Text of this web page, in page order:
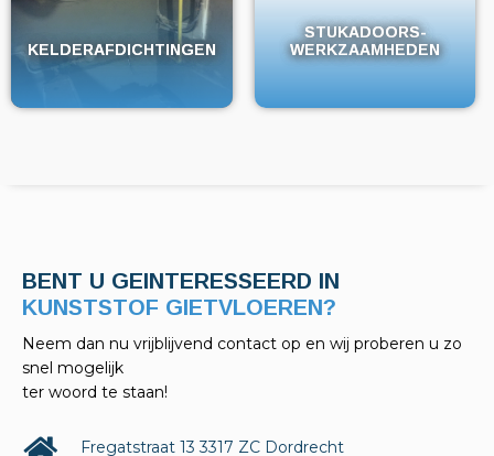
KELDERAFDICHTINGEN
KELDERAFDICHTINGEN
STUKADOORS-
WERKZAAMHEDEN
STUKADOORS-
WERKZAAMHEDEN
BENT U GEINTERESSEERD IN
KELDERAFDICHTINGEN?
Neem dan nu vrijblijvend contact op en wij proberen u zo
snel mogelijk
ter woord te staan!
Fregatstraat 13 3317 ZC Dordrecht